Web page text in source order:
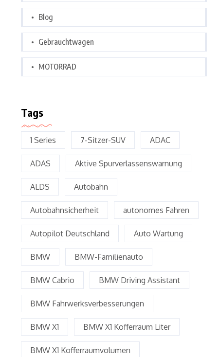
Blog
Gebrauchtwagen
MOTORRAD
Tags
1 Series 7-Sitzer-SUV ADAC
ADAS Aktive Spurverlassenswarnung
ALDS Autobahn
Autobahnsicherheit autonomes Fahren
Autopilot Deutschland Auto Wartung
BMW BMW-Familienauto
BMW Cabrio BMW Driving Assistant
BMW Fahrwerksverbesserungen
BMW X1 BMW X1 Kofferraum Liter
BMW X1 Kofferraumvolumen